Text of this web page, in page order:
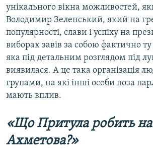
унікального вікна можливостей,
Володимир Зеленський, який на
популярності, слави і успіху на
виборах завів за собою фактично
яка під детальним розглядом під
виявилася. А це така організація
групами, на які інші особи поза
мають вплив.
«Що Притула робить на
Ахметова?»